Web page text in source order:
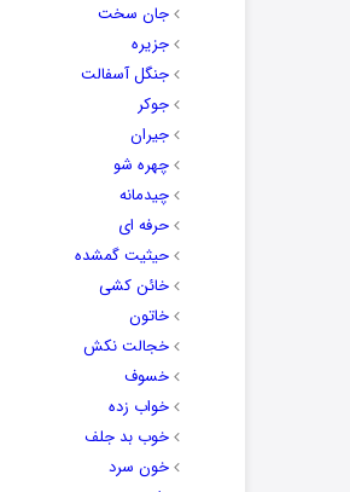
جان سخت
جزیره
جنگل آسفالت
جوکر
جیران
چهره شو
چیدمانه
حرفه ای
حیثیت گمشده
خائن کشی
خاتون
خجالت نکش
خسوف
خواب زده
خوب بد جلف
خون سرد